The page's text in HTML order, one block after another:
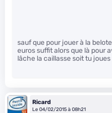
sauf que pour jouer à la
euros suffit alors que là pour
lâche la caillasse soit tu
Ricard
Le 04/02/2015 à 08h21